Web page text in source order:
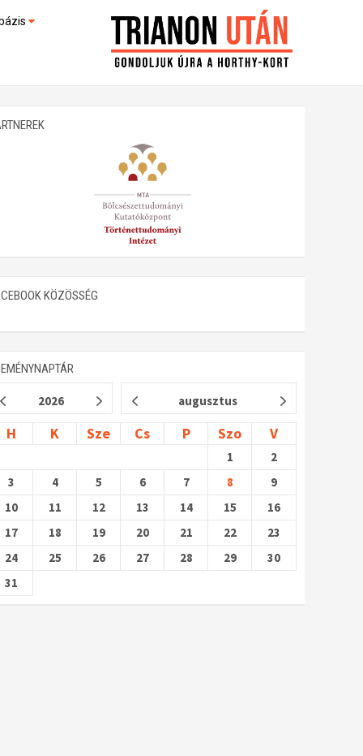
(feltöltés alatt)
KÖZÖSSÉG
2026 augusztus
H K Sze Cs P Szo V
1
2
3
4 5 6 7 8
9
10
11 12 13 14 15
16
17
18 19 20 21 22
23
24
25 26 27 28 29
30
31